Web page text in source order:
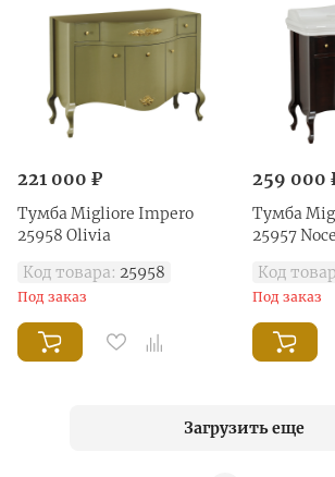
221 000 ₽
Тумба Migliore Impero
25958 Olivia
Код товара: 25958
Под заказ
259 000
Тумба
25957 Noce
Код
Под заказ
Загрузить еще